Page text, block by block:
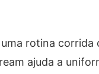
rotina
ajuda a